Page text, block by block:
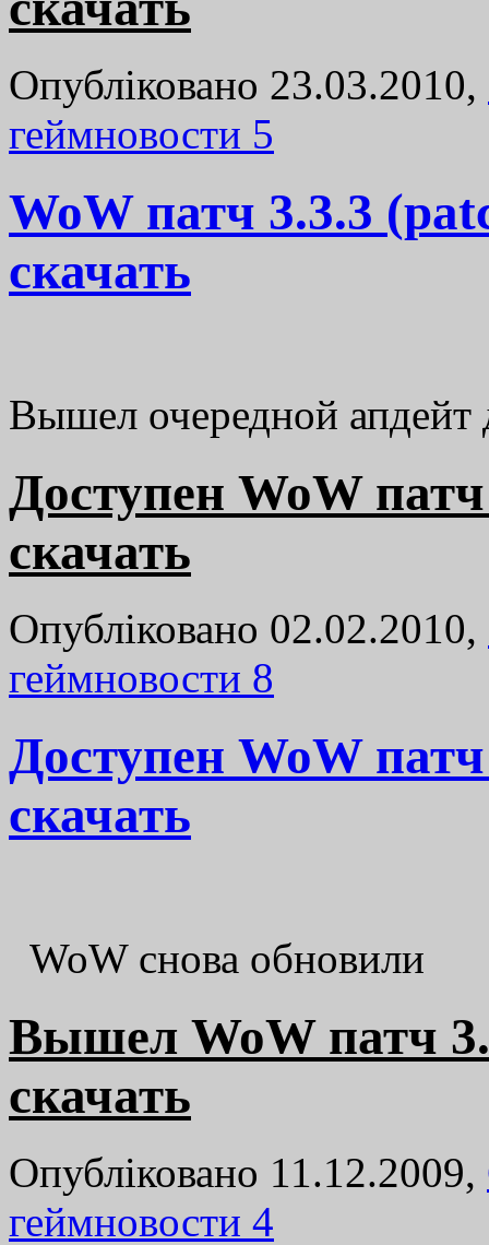
Опубліковано 23.03.2010,
геймновости 5
WoW патч 3.3.3
скачать
Вышел очередной
Доступен WoW
скачать
Опубліковано 02.02.2010,
геймновости 8
Доступен WoW
скачать
WoW снова обновили
Вышел WoW патч
скачать
Опубліковано 11.12.2009,
геймновости 4